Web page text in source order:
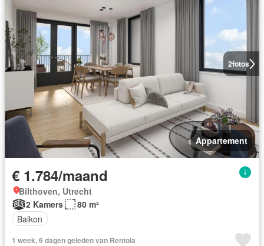
2fotos
Appartement
€ 1.784/maand
Bilthoven, Utrecht
2 Kamers
80 m²
Balkon
1 week, 6 dagen geleden van Rentola